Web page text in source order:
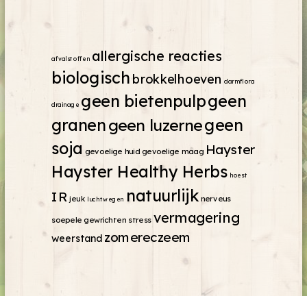
afvalstoffen allergische reacties
biologisch brokkelhoeven darmflora
drainage geen bietenpulpgeen
granengeen luzernegeen
soja gevoelige huid gevoelige maag Hayster
Hayster Healthy Herbs hoest
IR jeuk luchtwegen natuurlijk nerveus
soepele gewrichten stress vermagering
weerstand zomereczeem